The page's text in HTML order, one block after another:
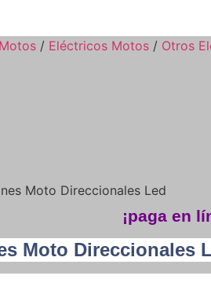
/ Eléctricos Motos / Otros
Moto Direccionales Led
¡paga en
Moto Direccionales